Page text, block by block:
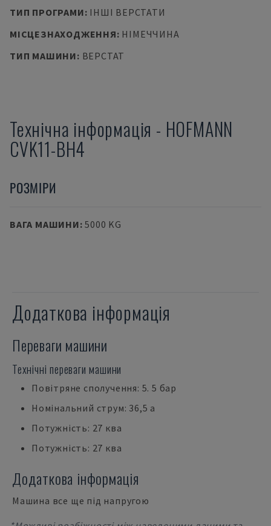
ТИП ПРОГРАМИ: ІНШІ ВЕРСТАТИ
МІСЦЕЗНАХОДЖЕННЯ: НІМЕЧЧИНА
ТИП МАШИНИ: ВЕРСТАТ
Технічна інформація - HOFMANN
CVK11-BH4
РОЗМІРИ
ВАГА МАШИНИ:5000 KG
Додаткова інформація
Переваги машини
Технічні переваги машини
Повітряне сполучення: 5. 5 бар
Номінальний струм: 36,5 a
Потужність: 27 ква
Потужність: 27 ква
Додаткова інформація
Машина все ще під напругою